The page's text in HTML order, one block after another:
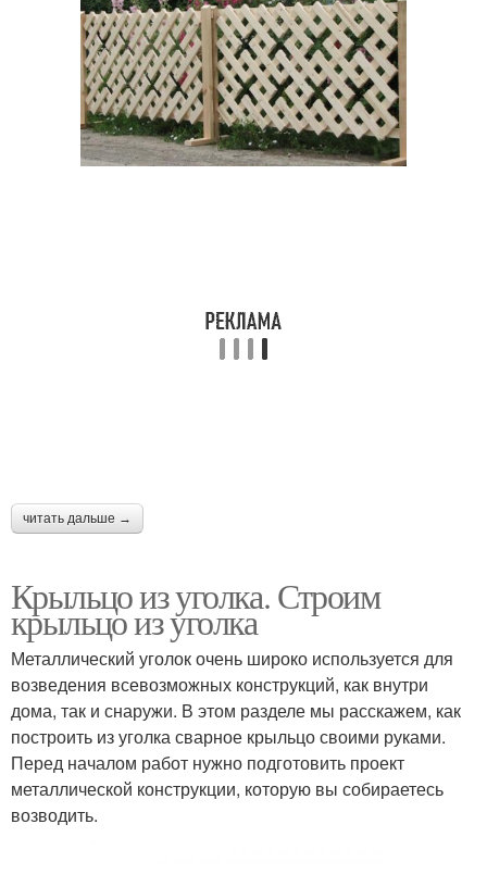
читать дальше →
Крыльцо из уголка. Строим
крыльцо из уголка
Металлический уголок очень широко используется для
возведения всевозможных конструкций, как внутри
дома, так и снаружи. В этом разделе мы расскажем, как
построить из уголка сварное крыльцо своими руками.
Перед началом работ нужно подготовить проект
металлической конструкции, которую вы собираетесь
возводить.